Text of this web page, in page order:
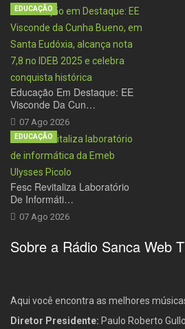
Educação Em Destaque: EE
Visconde Da Cun…
07 Ago 2026
EDUCAÇÃO
Fesc Revitaliza Laboratório
De Informáti…
07 Ago 2026
EDUCAÇÃO
Sobre a Rádio Sanca Web
Aqui você encontra as melhores
Diretor Presidente: Paulo Roberto Gullo